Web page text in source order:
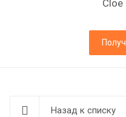
Cloe
Назад к списку